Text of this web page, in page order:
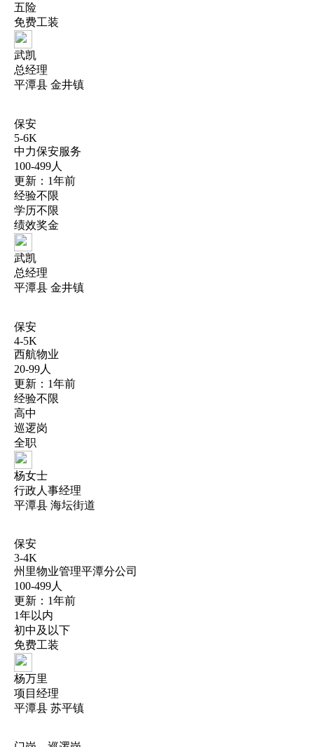
五险
免费工装
武凯
总经理
平潭县 金井镇
保安
5-6K
中力保安服务
100-499人
更新：1年前
经验不限
学历不限
绩效奖金
武凯
总经理
平潭县 金井镇
保安
4-5K
西航物业
20-99人
更新：1年前
经验不限
高中
巡逻岗
全职
杨女士
行政人事经理
平潭县 海坛街道
保安
3-4K
州里物业管理平潭分公司
100-499人
更新：1年前
1年以内
初中及以下
免费工装
杨万里
项目经理
平潭县 苏平镇